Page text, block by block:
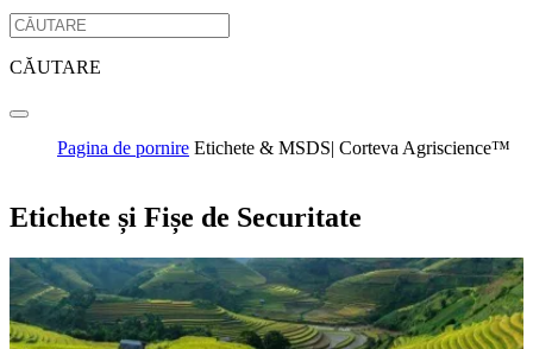
CĂUTARE
Pagina de pornire Etichete & MSDS| Corteva Agriscience™
Etichete și Fișe de Securitate